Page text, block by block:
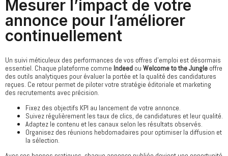
Mesurer l’impact de votre
annonce pour l’améliorer
continuellement
Un suivi méticuleux des performances de vos offres d’emploi est désormais
essentiel. Chaque plateforme comme Indeed ou Welcome to the Jungle offre
des outils analytiques pour évaluer la portée et la qualité des candidatures
reçues. Ce retour permet de piloter votre stratégie éditoriale et marketing
des recrutements avec précision.
Fixez des objectifs KPI au lancement de votre annonce.
Suivez régulièrement les taux de clics, de candidatures et leur qualité.
Adaptez le contenu et les canaux selon les résultats observés.
Organisez des réunions hebdomadaires pour optimiser la diffusion et
la sélection.